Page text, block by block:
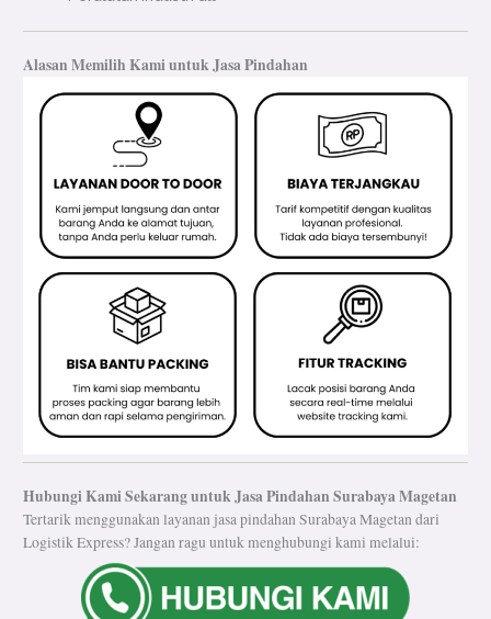
Alasan Memilih Kami untuk Jasa Pindahan
Hubungi Kami Sekarang untuk Jasa Pindahan Surabaya Magetan
Tertarik menggunakan layanan jasa pindahan Surabaya Magetan dari
Logistik Express? Jangan ragu untuk menghubungi kami melalui: